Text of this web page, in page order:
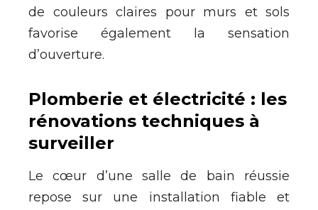
de couleurs claires pour murs et sols
favorise également la sensation
d’ouverture.
Plomberie et électricité : les
rénovations techniques à
surveiller
Le cœur d’une salle de bain réussie
repose sur une installation fiable et